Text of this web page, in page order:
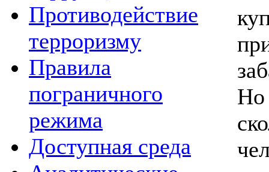
Противодействие
терроризму
Правила
пограничного
режима
Доступная среда
Но